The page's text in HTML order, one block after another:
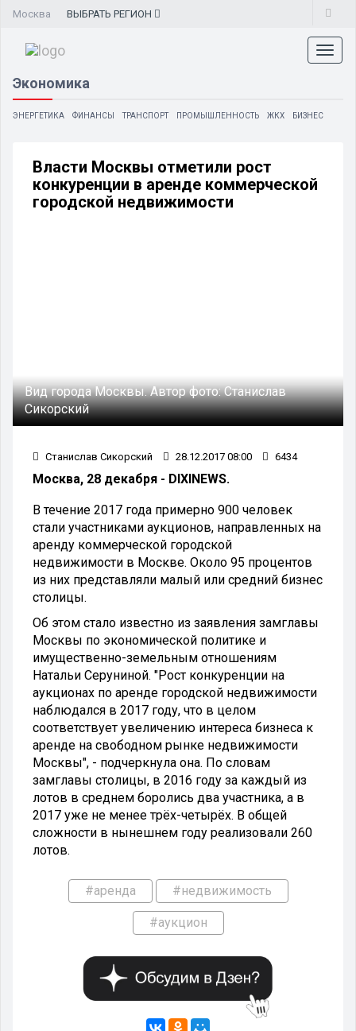
Москва ВЫБРАТЬ РЕГИОН
Экономика
ЭНЕРГЕТИКА ФИНАНСЫ ТРАНСПОРТ ПРОМЫШЛЕННОСТЬ ЖКХ БИЗНЕС
Власти Москвы отметили рост
конкуренции в аренде коммерческой
городской недвижимости
Вид города Москвы.Автор фото:Станислав
Сикорский
Станислав Сикорский 28.12.2017 08:00 6434
Москва, 28 декабря - DIXINEWS.
В течение 2017 года примерно 900 человек
стали участниками аукционов, направленных на
аренду коммерческой городской
недвижимости в Москве. Около 95 процентов
из них представляли малый или средний бизнес
столицы.
Об этом стало известно из заявления замглавы
Москвы по экономической политике и
имущественно-земельным отношениям
Натальи Серуниной. "Рост конкуренции на
аукционах по аренде городской недвижимости
наблюдался в 2017 году, что в целом
соответствует увеличению интереса бизнеса к
аренде на свободном рынке недвижимости
Москвы", - подчеркнула она. По словам
замглавы столицы, в 2016 году за каждый из
лотов в среднем боролись два участника, а в
2017 уже не менее трёх-четырёх. В общей
сложности в нынешнем году реализовали 260
лотов.
#аренда #недвижимость
#аукцион